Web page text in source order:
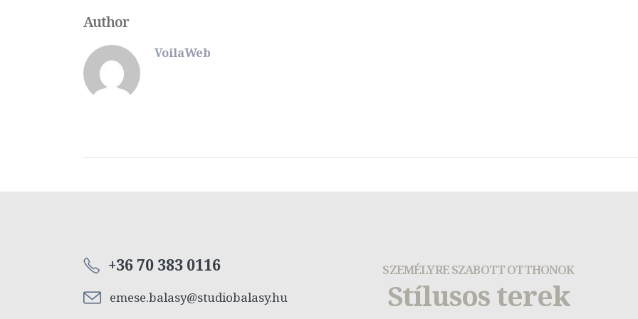
Author
VoilaWeb
+36 70 383 0116
emese.balasy@studiobalasy.hu
SZEMÉLYRE SZABOTT OTTHONOK
Stílusos terek